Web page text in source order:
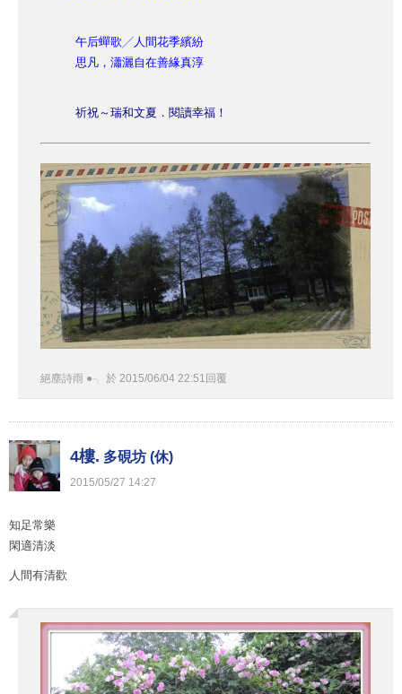
午后蟬歌╱人間花季繽紛
思凡，瀟灑自在善緣真淳
祈祝～瑞和文夏．閱讀幸福！
絕塵詩雨 ●╮ 於 2015/06/04 22:51 回覆
4樓. 多硯坊 (休)
2015/05/27 14:27
知足常樂
閑適清淡
人間有清歡